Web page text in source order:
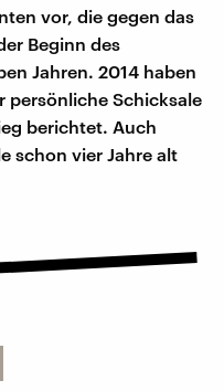
vor, die gegen das
Beginn des
Jahren. 2014 haben
persönliche Schicksale
berichtet. Auch
schon vier Jahre alt